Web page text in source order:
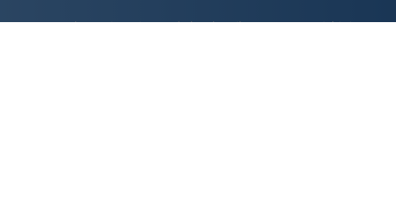
LUNIFIN S.r.l. a socio unico. Sede legale Milano, Largo F. Richini, 2/A,